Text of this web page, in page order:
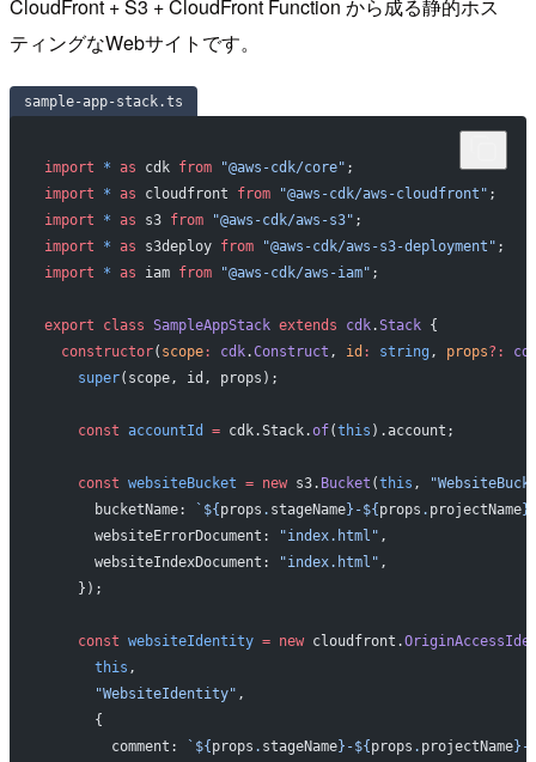
CloudFront + S3 + CloudFront Function から成る静的ホス
ティングなWebサイトです。
sample-app-stack.ts
import * as cdk from "@aws-cdk/core" ;
import * as cloudfront from "@aws-cdk/aws-cloudfront" ;
import * as s3 from "@aws-cdk/aws-s3" ;
import * as s3deploy from "@aws-cdk/aws-s3-deployment" ;
import * as iam from "@aws-cdk/aws-iam" ;
export class SampleAppStack extends cdk.Stack {
  constructor
( scope: cdk.Construct , id : string , props?:
    super
(scope, id, props);
    const
accountId = cdk.Stack.of(this ).account;
    const
websiteBucket = new s3. Bucket (this ,
      bucketName:
`${ props . stageName}-${ props . projectName
      websiteErrorDocument:
"index.html" ,
      websiteIndexDocument:
"index.html" ,
    });
    const
websiteIdentity = new cloudfront.
      this
,
      "WebsiteIdentity"
,
      {
        comment:
`${ props . stageName}-${ props . projectName}-